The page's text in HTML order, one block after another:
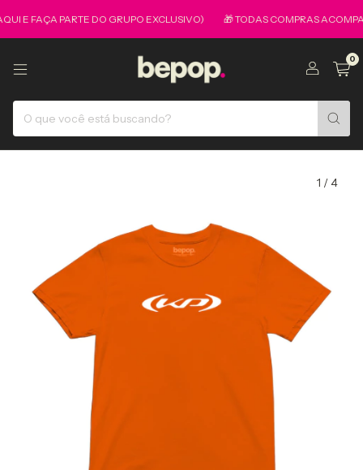
PARTE DO GRUPO EXCLUSIVO) 🎁 TODAS COMPRAS
0
1 /4